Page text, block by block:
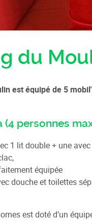
du
est équipé de 5
(4 personnes
1 lit double + une
équipée
douche et toilettes
est doté d’un